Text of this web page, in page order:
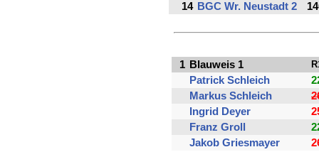
14 BGC Wr. Neustadt 2
1 Blauweis 1
Patrick Schleich
Markus Schleich
Ingrid Deyer
Franz Groll
Jakob Griesmayer